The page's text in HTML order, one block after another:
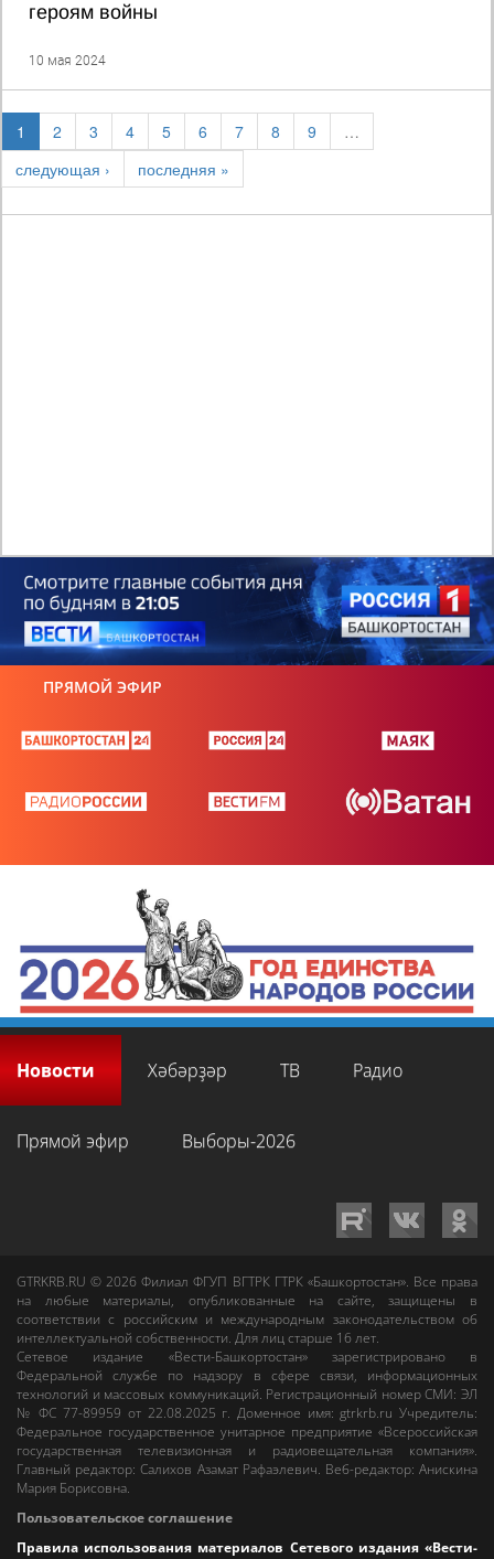
героям войны
10 мая 2024
1 2 3 4 5 6 7 8 9
…
следующая ›
последняя »
ПРЯМОЙ ЭФИР
Новости Хәбәрҙәр ТВ Радио
Прямой эфир Выборы-2026
GTRKRB.RU © 2026Филиал ФГУП ВГТРК ГТРК «Башкортостан». Все права
на любые материалы, опубликованные на сайте, защищены в
соответствии с российским и международным законодательством об
интеллектуальной собственности. Для лиц старше 16 лет.
Сетевое издание «Вести-Башкортостан»зарегистрировано в
Федеральной службе по надзору в сфере связи, информационных
технологий и массовых коммуникаций. Регистрационный номер СМИ: ЭЛ
№ ФС 77-89959 от 22.08.2025 г. Доменное имя:gtrkrb.ru Учредитель:
Федеральное государственное унитарное предприятие «Всероссийская
государственная телевизионная и радиовещательная компания».
Главный редактор:Салихов Азамат Рафаэлевич. Веб-редактор:Анискина
Мария Борисовна.
Пользовательское соглашение
Правила использования материалов Сетевого издания «Вести-